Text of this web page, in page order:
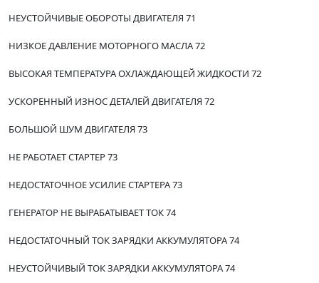
НЕУСТОЙЧИВЫЕ ОБОРОТЫ ДВИГАТЕЛЯ 71
НИЗКОЕ ДАВЛЕНИЕ МОТОРНОГО МАСЛА 72
ВЫСОКАЯ ТЕМПЕРАТУРА ОХЛАЖДАЮЩЕЙ ЖИДКОСТИ 72
УСКОРЕННЫЙ ИЗНОС ДЕТАЛЕЙ ДВИГАТЕЛЯ 72
БОЛЬШОЙ ШУМ ДВИГАТЕЛЯ 73
НЕ РАБОТАЕТ СТАРТЕР 73
НЕДОСТАТОЧНОЕ УСИЛИЕ СТАРТЕРА 73
ГЕНЕРАТОР НЕ ВЫРАБАТЫВАЕТ ТОК 74
НЕДОСТАТОЧНЫЙ ТОК ЗАРЯДКИ АККУМУЛЯТОРА 74
НЕУСТОЙЧИВЫЙ ТОК ЗАРЯДКИ АККУМУЛЯТОРА 74